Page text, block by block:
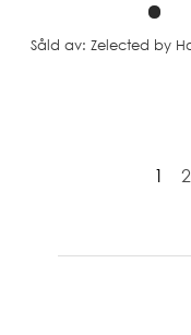
Såld av: Zelected by
1 2